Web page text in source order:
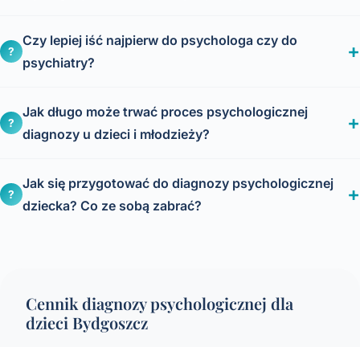
?
Czy lepiej iść najpierw do psychologa czy do
psychiatry?
?
Jak długo może trwać proces psychologicznej
diagnozy u dzieci i młodzieży?
?
Jak się przygotować do diagnozy psychologicznej
dziecka? Co ze sobą zabrać?
Cennik diagnozy psychologicznej dla
dzieci Bydgoszcz